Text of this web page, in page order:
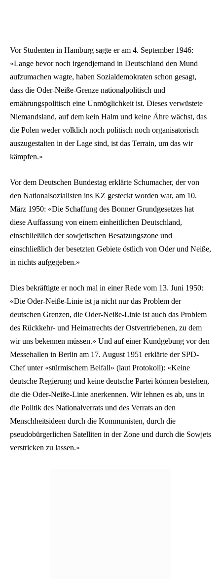
Vor Studenten in Hamburg sagte er am 4. September 1946:
«Lange bevor noch irgendjemand in Deutschland den Mund
aufzumachen wagte, haben Sozialdemokraten schon gesagt,
dass die Oder-Neiße-Grenze nationalpolitisch und
ernährungspolitisch eine Unmöglichkeit ist. Dieses verwüstete
Niemandsland, auf dem kein Halm und keine Ähre wächst, das
die Polen weder volklich noch politisch noch organisatorisch
auszugestalten in der Lage sind, ist das Terrain, um das wir
kämpfen.»
Vor dem Deutschen Bundestag erklärte Schumacher, der von
den Nationalsozialisten ins KZ gesteckt worden war, am 10.
März 1950: «Die Schaffung des Bonner Grundgesetzes hat
diese Auffassung von einem einheitlichen Deutschland,
einschließlich der sowjetischen Besatzungszone und
einschließlich der besetzten Gebiete östlich von Oder und Neiße,
in nichts aufgegeben.»
Dies bekräftigte er noch mal in einer Rede vom 13. Juni 1950:
«Die Oder-Neiße-Linie ist ja nicht nur das Problem der
deutschen Grenzen, die Oder-Neiße-Linie ist auch das Problem
des Rückkehr- und Heimatrechts der Ostvertriebenen, zu dem
wir uns bekennen müssen.» Und auf einer Kundgebung vor den
Messehallen in Berlin am 17. August 1951 erklärte der SPD-
Chef unter «stürmischem Beifall» (laut Protokoll): «Keine
deutsche Regierung und keine deutsche Partei können bestehen,
die die Oder-Neiße-Linie anerkennen. Wir lehnen es ab, uns in
die Politik des Nationalverrats und des Verrats an den
Menschheitsideen durch die Kommunisten, durch die
pseudobürgerlichen Satelliten in der Zone und durch die Sowjets
verstricken zu lassen.»